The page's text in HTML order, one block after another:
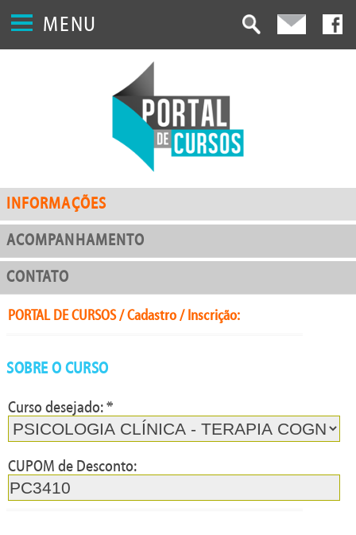
MENU
INFORMAÇÕES
ACOMPANHAMENTO
CONTATO
PORTAL DE CURSOS / Cadastro / Inscrição:
SOBRE O CURSO
Curso desejado: *
CUPOM de Desconto: